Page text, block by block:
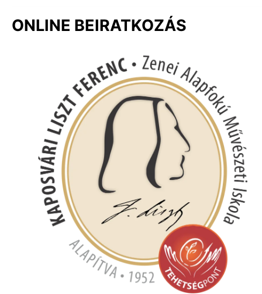
ONLINE BEIRATKOZÁS